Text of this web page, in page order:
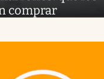
comprar